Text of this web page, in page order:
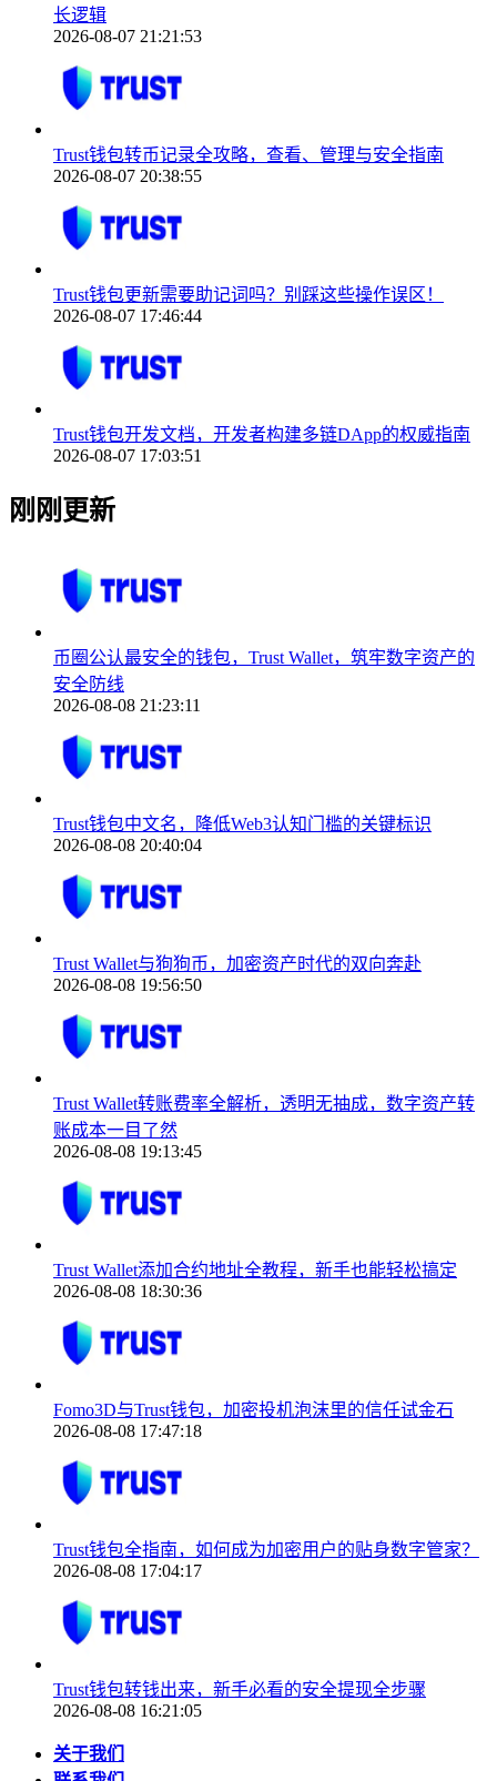
长逻辑
2026-08-07 21:21:53
Trust钱包转币记录全攻略，查看、管理与安全指南
2026-08-07 20:38:55
Trust钱包更新需要助记词吗？别踩这些操作误区！
2026-08-07 17:46:44
Trust钱包开发文档，开发者构建多链DApp的权威指南
2026-08-07 17:03:51
刚刚更新
币圈公认最安全的钱包，Trust Wallet，筑牢数字资产的
安全防线
2026-08-08 21:23:11
Trust钱包中文名，降低Web3认知门槛的关键标识
2026-08-08 20:40:04
Trust Wallet与狗狗币，加密资产时代的双向奔赴
2026-08-08 19:56:50
Trust Wallet转账费率全解析，透明无抽成，数字资产转
账成本一目了然
2026-08-08 19:13:45
Trust Wallet添加合约地址全教程，新手也能轻松搞定
2026-08-08 18:30:36
Fomo3D与Trust钱包，加密投机泡沫里的信任试金石
2026-08-08 17:47:18
Trust钱包全指南，如何成为加密用户的贴身数字管家？
2026-08-08 17:04:17
Trust钱包转钱出来，新手必看的安全提现全步骤
2026-08-08 16:21:05
关于我们